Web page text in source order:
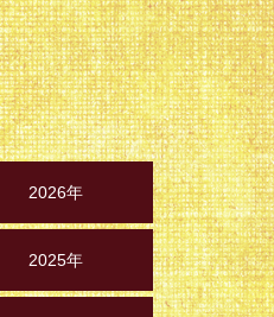
2026年
2025年